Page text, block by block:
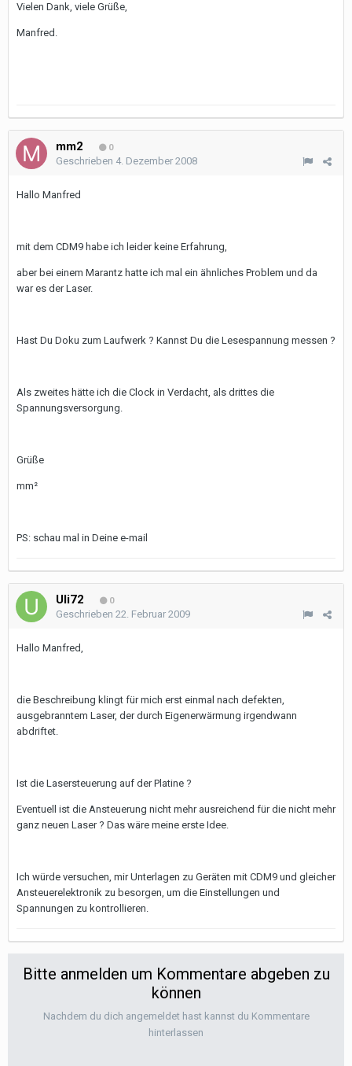
Vielen Dank, viele Grüße,
Manfred.
mm2 0
Geschrieben 4. Dezember 2008
Hallo Manfred
mit dem CDM9 habe ich leider keine Erfahrung,
aber bei einem Marantz hatte ich mal ein ähnliches Problem und da
war es der Laser.
Hast Du Doku zum Laufwerk ? Kannst Du die Lesespannung messen ?
Als zweites hätte ich die Clock in Verdacht, als drittes die
Spannungsversorgung.
Grüße
mm²
PS: schau mal in Deine e-mail
Uli72 0
Geschrieben 22. Februar 2009
Hallo Manfred,
die Beschreibung klingt für mich erst einmal nach defekten,
ausgebranntem Laser, der durch Eigenerwärmung irgendwann
abdriftet.
Ist die Lasersteuerung auf der Platine ?
Eventuell ist die Ansteuerung nicht mehr ausreichend für die nicht mehr
ganz neuen Laser ? Das wäre meine erste Idee.
Ich würde versuchen, mir Unterlagen zu Geräten mit CDM9 und gleicher
Ansteuerelektronik zu besorgen, um die Einstellungen und
Spannungen zu kontrollieren.
Bitte anmelden um Kommentare abgeben zu
können
Nachdem du dich angemeldet hast kannst du Kommentare
hinterlassen